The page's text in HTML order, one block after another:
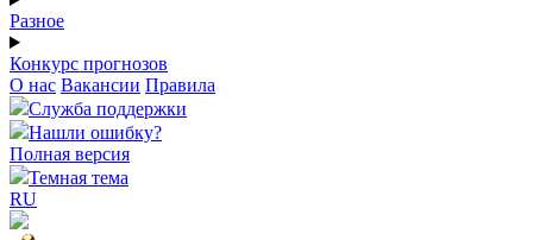
Разное
Конкурс прогнозов
О нас Вакансии Правила
Служба поддержки
Нашли ошибку?
Полная версия
Темная тема
RU